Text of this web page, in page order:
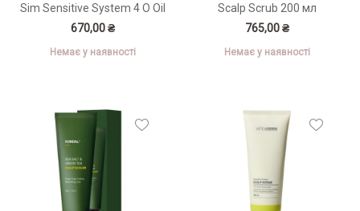
Sim Sensitive System 4 O Oil
Cure Scalp Treatment 75 мл
670,00 ₴
Немає у наявності
Scalp Scrub 200 мл
765,00 ₴
Немає у наявності